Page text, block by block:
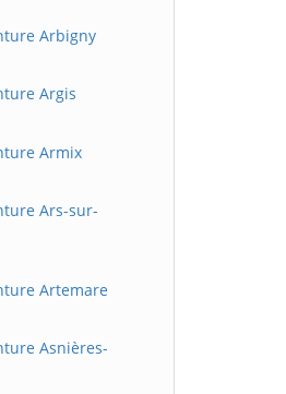
Arbigny
Argis
Armix
Ars-sur-
Artemare
Asnières-